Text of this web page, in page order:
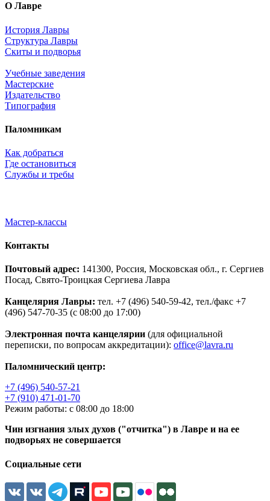
О Лавре
История Лавры
Структура Лавры
Скиты и подворья
Учебные заведения
Мастерские
Издательство
Типография
Паломникам
Как добраться
Где остановиться
Службы и требы
Мастер-классы
Контакты
Почтовый адрес: 141300, Россия, Московская обл., г. Сергиев
Посад, Свято-Троицкая Сергиева Лавра
Канцелярия Лавры: тел. +7 (496) 540-59-42, тел./факс +7
(496) 547-70-35 (с 08:00 до 17:00)
Электронная почта канцелярии (для официальной
переписки, по вопросам аккредитации): office@lavra.ru
Паломнический центр:
+7 (496) 540-57-21
+7 (910) 471-01-70
Режим работы: с 08:00 до 18:00
Чин изгнания злых духов ("отчитка") в Лавре и на ее
подворьях не совершается
Социальные сети